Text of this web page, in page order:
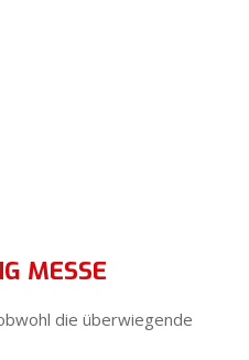
MESSE
die überwiegende